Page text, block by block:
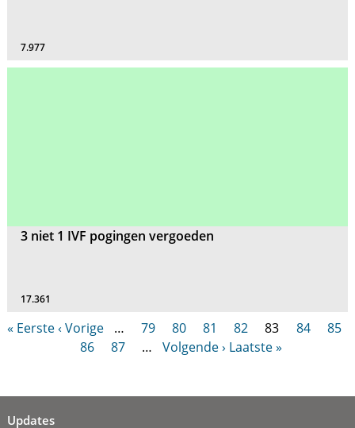
7.977
3 niet 1 IVF pogingen vergoeden
17.361
« Eerste‹ Vorige … 79 80 81 82 83 84
85
86
87 … Volgende › Laatste »
Updates